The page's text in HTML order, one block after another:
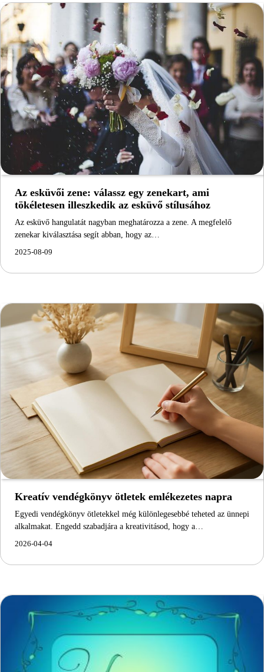
Az esküvői zene: válassz egy zenekart, ami
tökéletesen illeszkedik az esküvő stílusához
Az esküvő hangulatát nagyban meghatározza a zene. A megfelelő
zenekar kiválasztása segít abban, hogy az…
2025-08-09
Kreatív vendégkönyv ötletek emlékezetes napra
Egyedi vendégkönyv ötletekkel még különlegesebbé teheted az ünnepi
alkalmakat. Engedd szabadjára a kreativitásod, hogy a…
2026-04-04